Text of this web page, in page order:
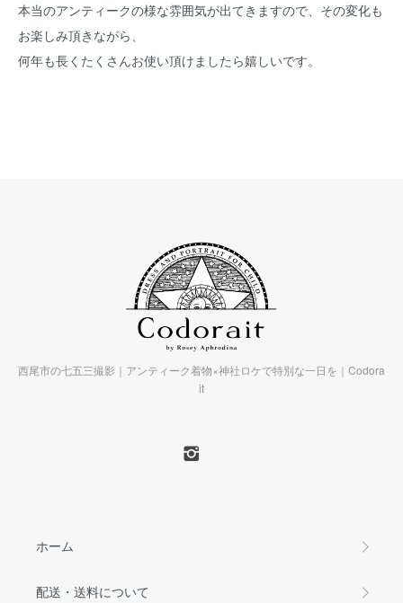
本当のアンティークの様な雰囲気が出てきますので、その変化も
お楽しみ頂きながら、
何年も長くたくさんお使い頂けましたら嬉しいです。
西尾市の七五三撮影｜アンティーク着物×神社ロケで特別な一日を｜Codora
it
ホーム
配送・送料について